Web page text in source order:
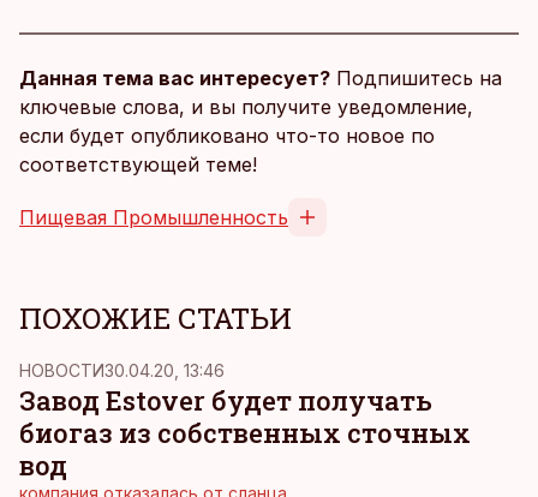
Данная тема вас интересует? Подпишитесь на
ключевые слова, и вы получите уведомление,
если будет опубликовано что-то новое по
соответствующей теме!
Пищевая Промышленность
ПОХОЖИЕ СТАТЬИ
НОВОСТИ30.04.20, 13:46
Завод Estover будет получать
биогаз из собственных сточных
вод
компания отказалась от сланца